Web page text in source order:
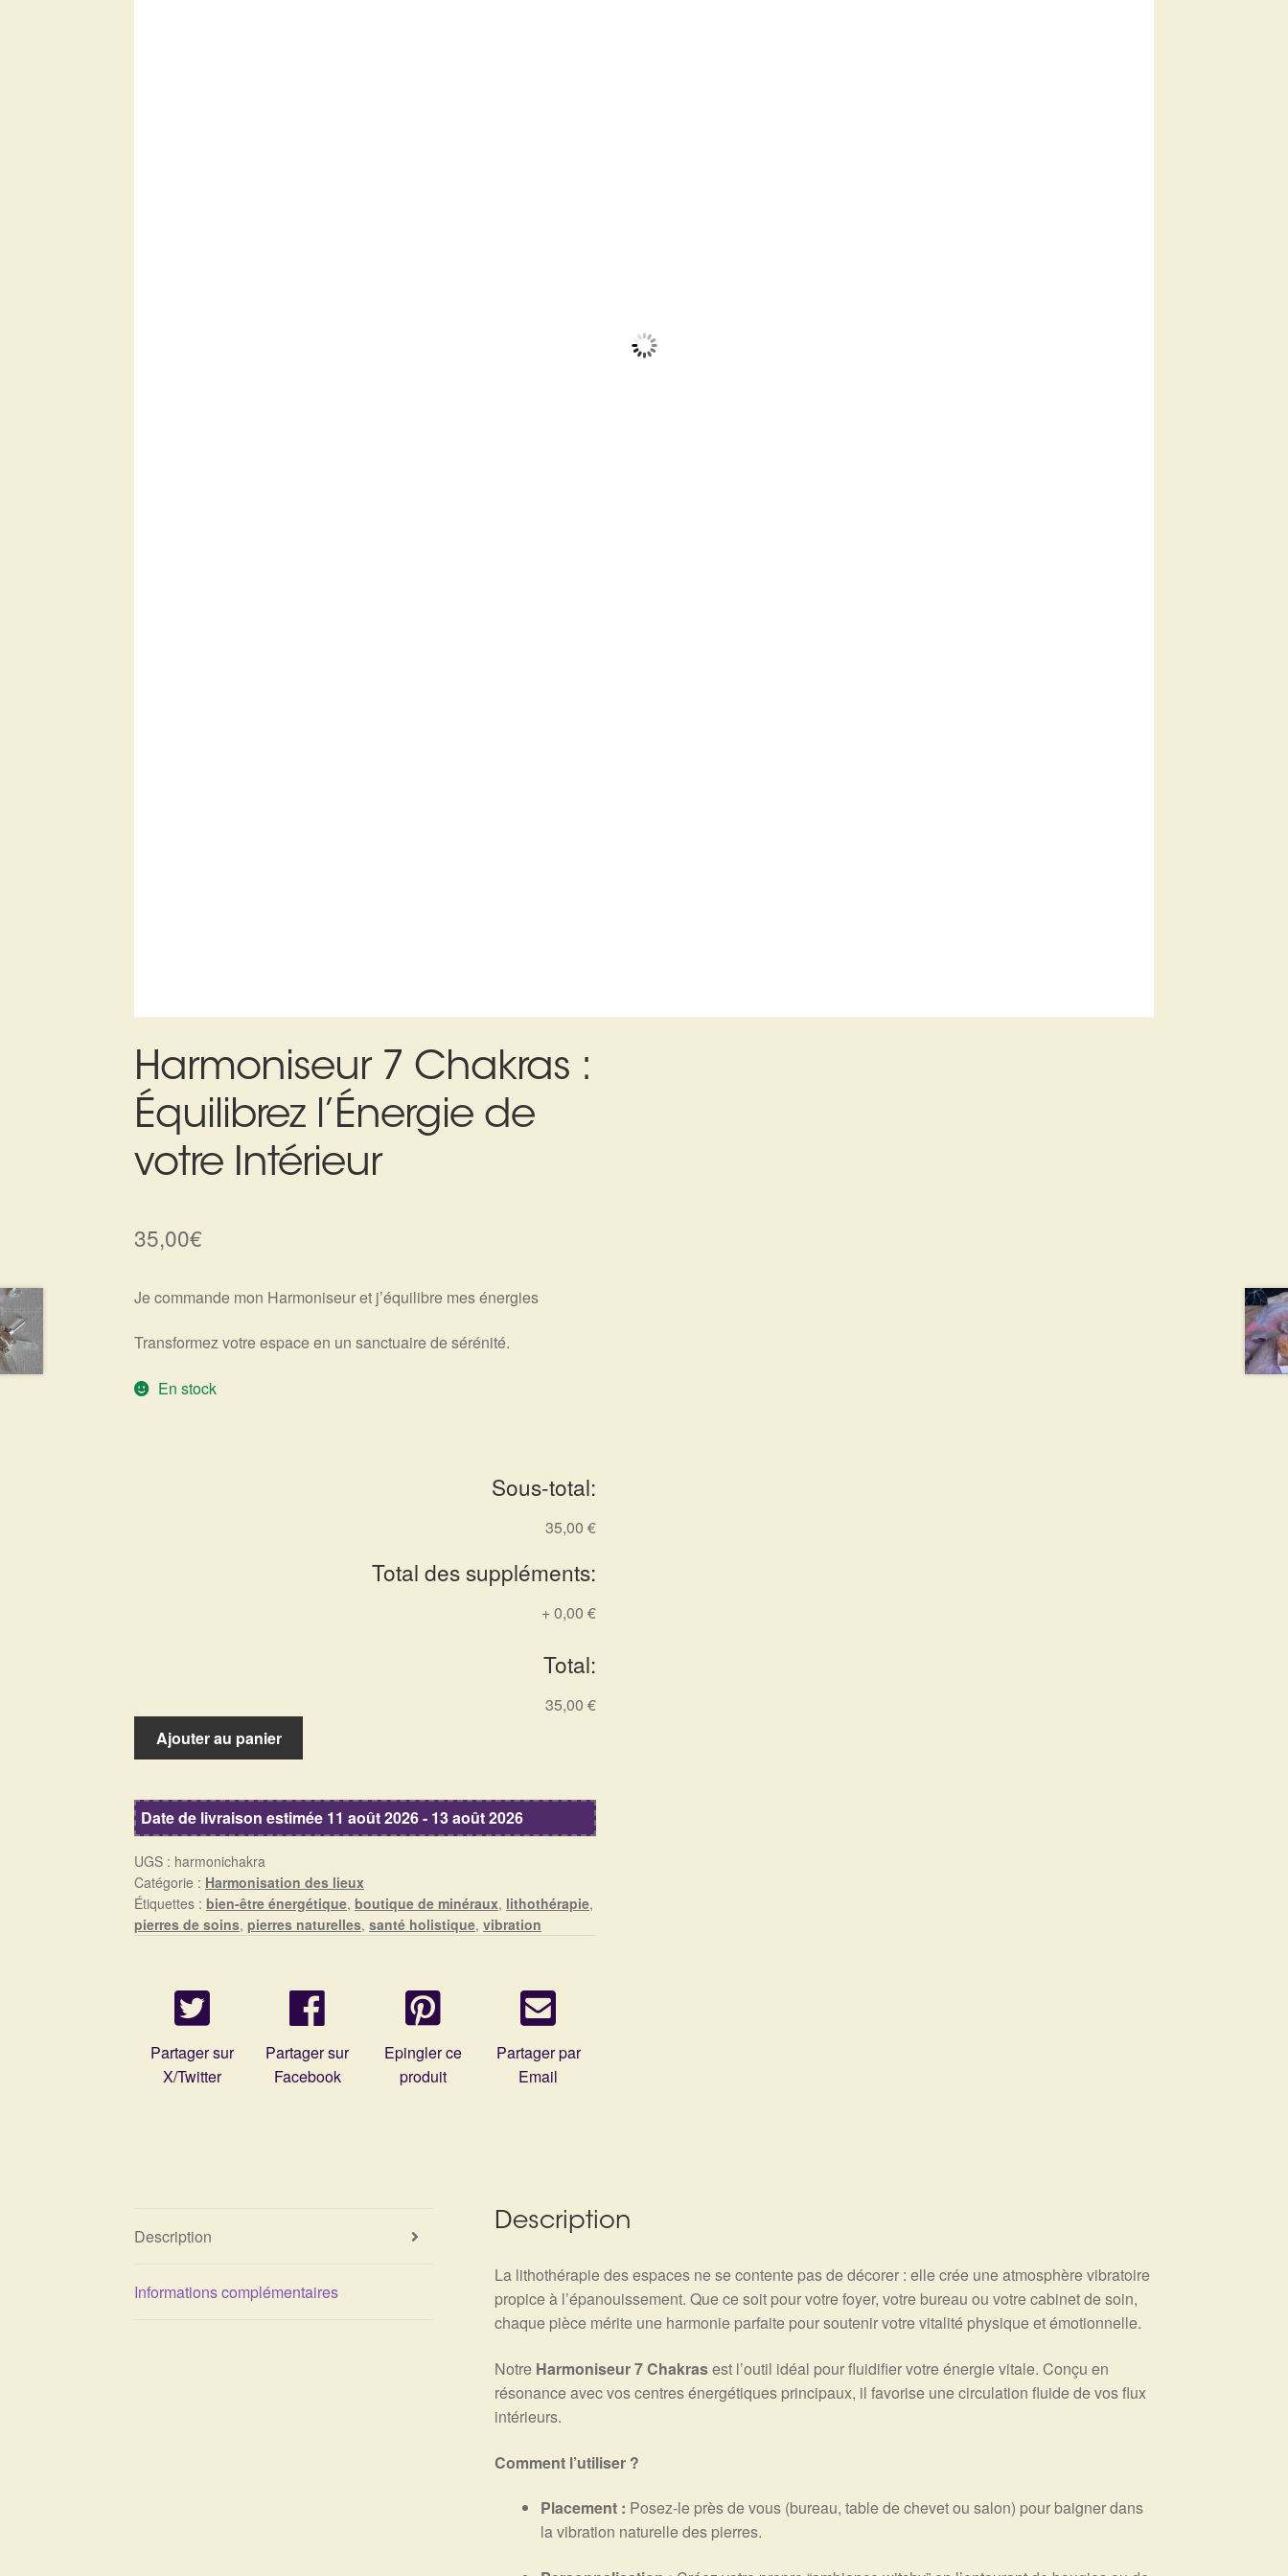
Harmoniseur 7 Chakras :
Équilibrez l’Énergie de
votre Intérieur
35,00€
Je commande mon Harmoniseur et j’équilibre mes énergies
Transformez votre espace en un sanctuaire de sérénité.
En stock
Sous-total:
35,00 €
Total des suppléments:
+0,00 €
Total:
35,00 €
quantité
7
Chakras
Équilibrez
l'Énergie
de
votre
Ajouter au panier
Date de livraison estimée 11 août 2026 - 13 août 2026
UGS : harmonichakra
Catégorie : Harmonisation des lieux
Étiquettes :bien-être énergétique,boutique de minéraux, lithothérapie,
pierres de soins,pierres naturelles,santé holistique,vibration
Partager sur
X/Twitter
Partager sur
Facebook
Epingler ce
produit
Partager par
Email
Description
Informations complémentaires
Description
La lithothérapie des espaces ne se contente pas de décorer : elle crée une atmosphère vibratoire
propice à l’épanouissement. Que ce soit pour votre foyer, votre bureau ou votre cabinet de soin,
chaque pièce mérite une harmonie parfaite pour soutenir votre vitalité physique et émotionnelle.
Notre Harmoniseur 7 Chakrasest l’outil idéal pour fluidifier votre énergie vitale. Conçu en
résonance avec vos centres énergétiques principaux, il favorise une circulation fluide de vos flux
intérieurs.
Comment l’utiliser ?
Placement : Posez-le près de vous (bureau, table de chevet ou salon) pour baigner dans
la vibration naturelle des pierres.